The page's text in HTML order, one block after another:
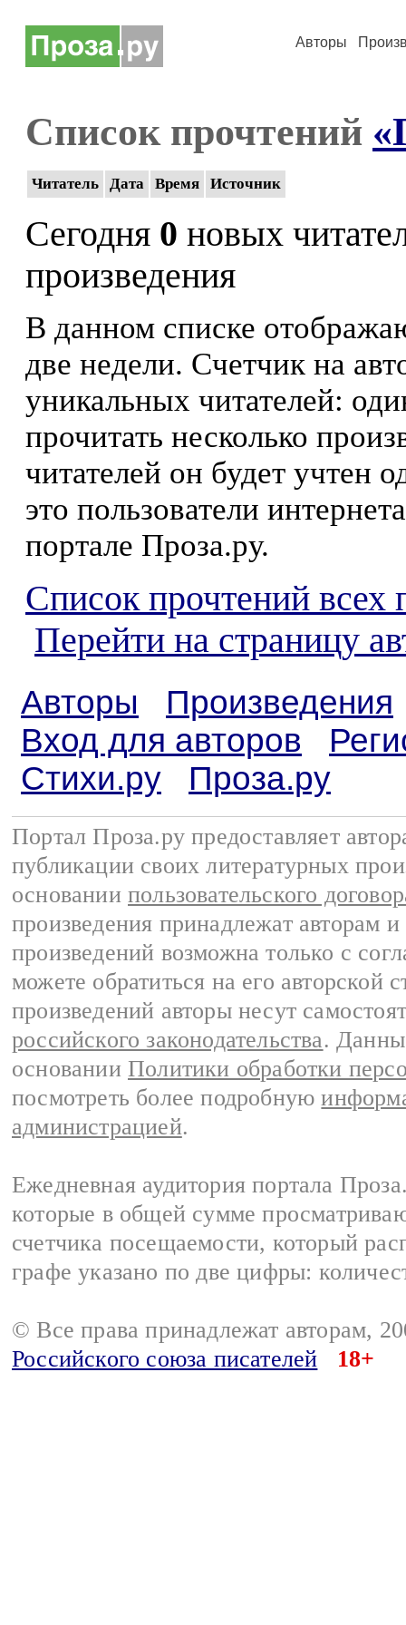
Авторы
Список прочтений
Читатель Дата Время Источник
Сегодня 0 новых
произведения
В данном списке
две недели. Счетчик на
уникальных читателей:
прочитать несколько
читателей он будет учтен
это пользователи
портале Проза.ру.
Список прочтений всех
Перейти на страницу
Авторы
Произведения
Вход для авторов
Стихи.ру
Проза.ру
Портал Проза.ру предоставляет
публикации своих литературных
основании пользовательского
произведения принадлежат авторам
произведений возможна только с
можете обратиться на его авторской
произведений авторы несут
российского законодательства.
основании Политики обработки
посмотреть более подробную
администрацией.
Ежедневная аудитория портала
которые в общей сумме
счетчика посещаемости, который
графе указано по две цифры:
© Все права принадлежат авторам,
Российского союза писателей
18+